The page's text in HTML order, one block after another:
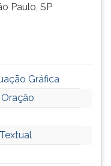
Paulo, SP
Gráfica